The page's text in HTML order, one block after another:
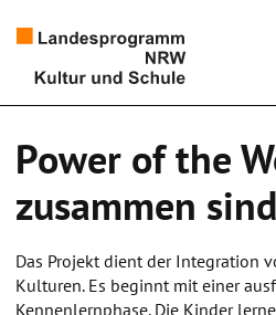
Künstlerpool
Kultur und Schule
Power of the
zusammen
Das Projekt dient der Integration
Kulturen. Es beginnt mit einer
Kennenlernphase. Die Kinder